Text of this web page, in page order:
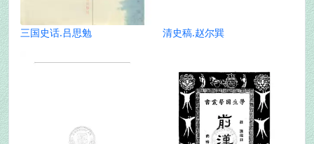
三国史话.吕思勉 清史稿.赵尔巽